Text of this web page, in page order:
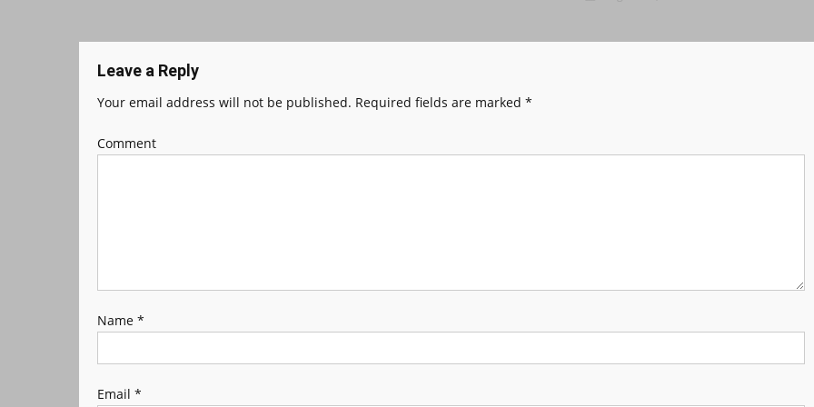
Leave a Reply
Your email address will not be published. Required fields are marked *
Comment
Name *
Email *